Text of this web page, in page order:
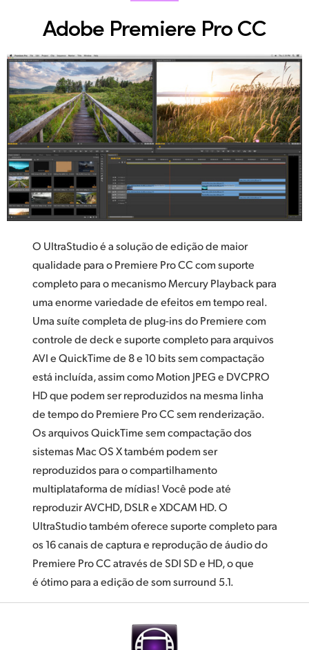
Adobe Premiere Pro CC
O UltraStudio é a solução de edição de maior
qualidade para o Premiere Pro CC com suporte
completo para o mecanismo Mercury Playback para
uma enorme variedade de efeitos em tempo real.
Uma suíte completa de plug-ins do Premiere com
controle de deck e suporte completo para arquivos
AVI e QuickTime de 8 e 10 bits sem compactação
está incluída, assim como Motion JPEG e DVCPRO
HD que podem ser reproduzidos na mesma linha
de tempo do Premiere Pro CC sem renderização.
Os arquivos QuickTime sem compactação dos
sistemas Mac OS X também podem ser
reproduzidos para o compartilhamento
multiplataforma de mídias! Você pode até
reproduzir AVCHD,DSLR e XDCAM HD.O
UltraStudio também oferece suporte completo para
os 16 canais de captura e reprodução de áudio do
Premiere Pro CC através de SDI SD e HD, o que
é ótimo para a edição de som surround 5.1.